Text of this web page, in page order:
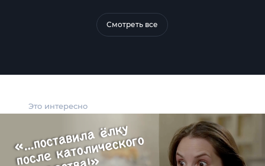
Это интересно
Смотреть все